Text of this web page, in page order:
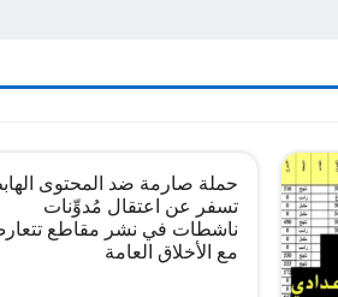
حملة صارمة ضد المحتوى
تسفر عن اعتقال مُدوِّنات
ناشطات في نشر مقاطع
مع الأخلاق العامة